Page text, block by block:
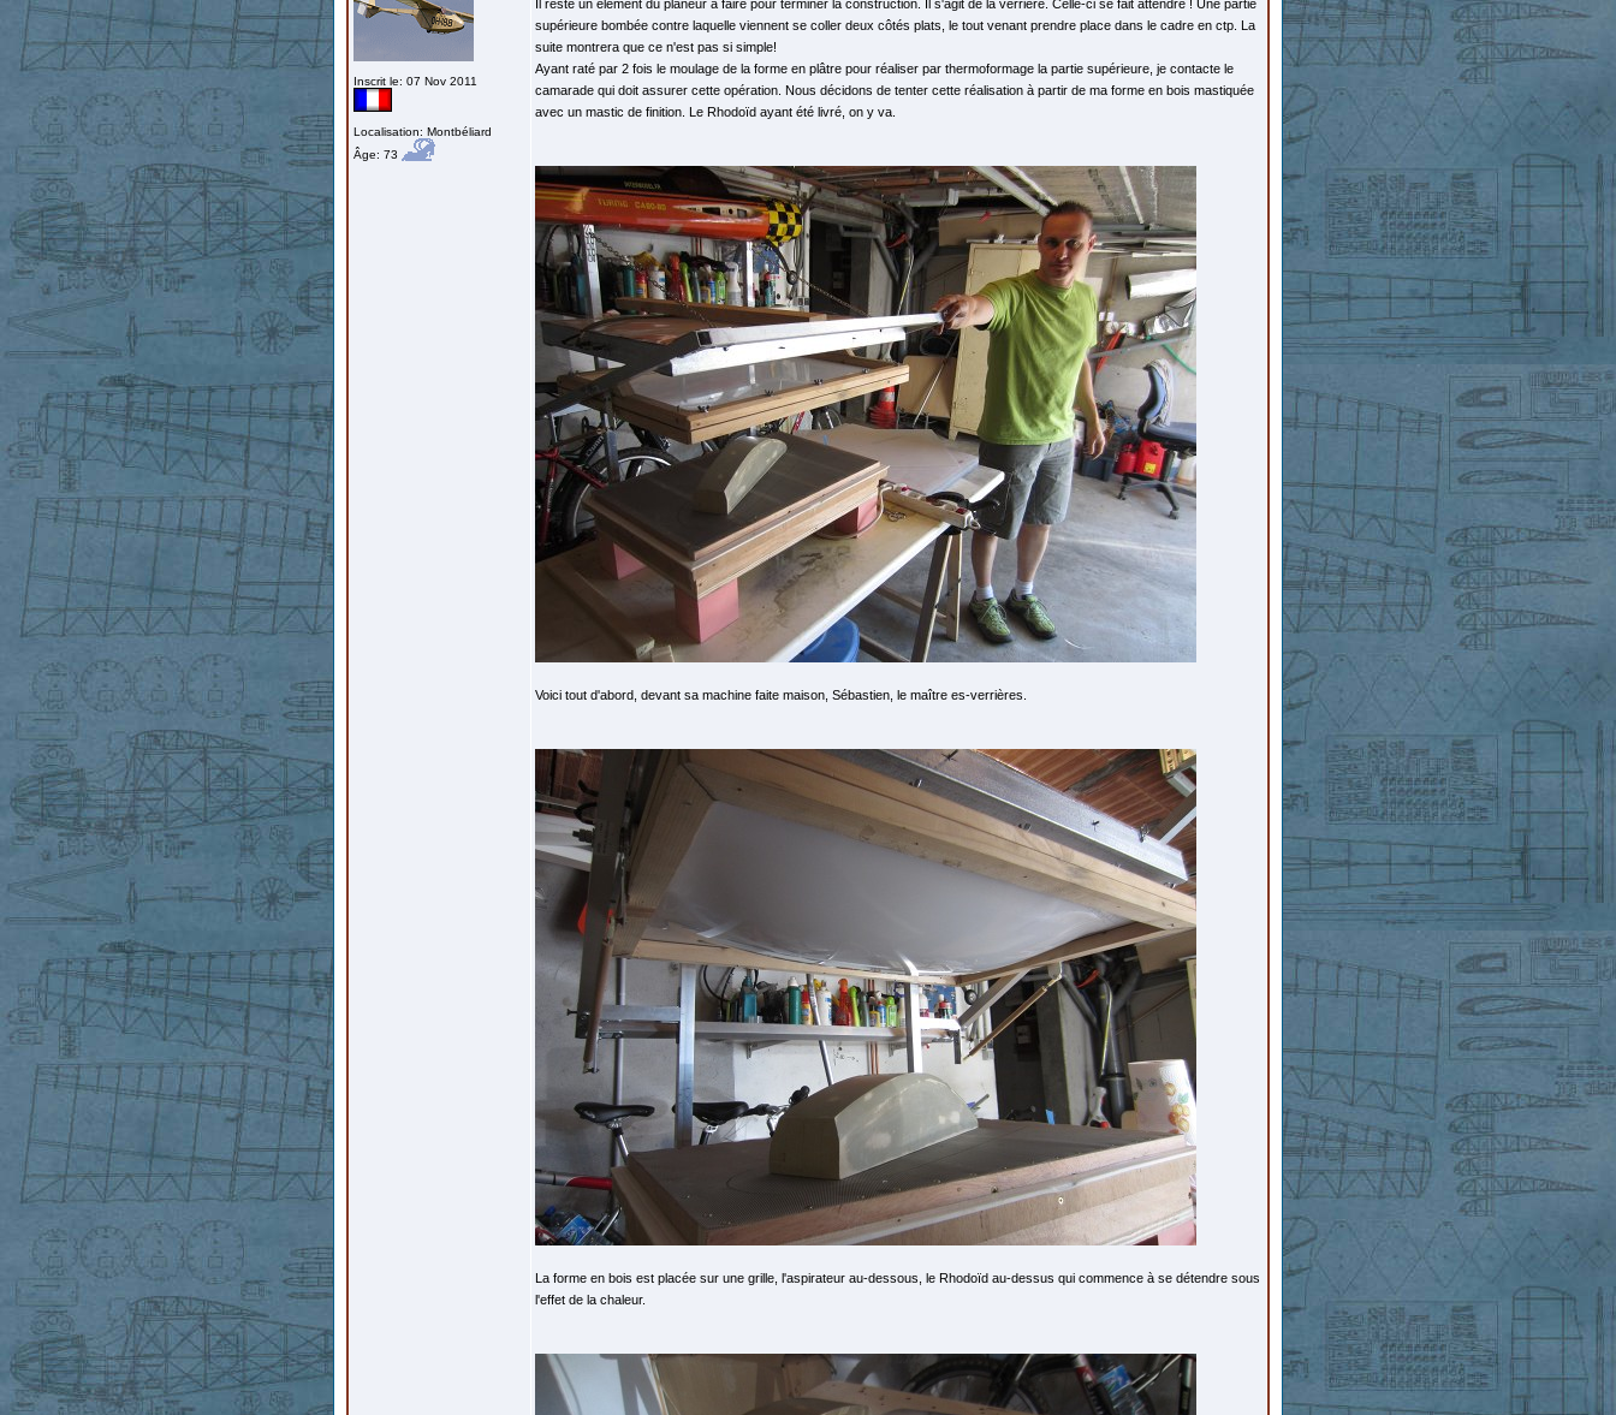
Inscrit le: 07 Nov 2011
Localisation: Montbéliard
Âge: 73
Il reste un élément du planeur à faire pour terminer la construction. Il s'agit de la verrière. Celle-ci se fait attendre ! Une partie
supérieure bombée contre laquelle viennent se coller deux côtés plats, le tout venant prendre place dans le cadre en ctp. La
suite montrera que ce n'est pas si simple!
Ayant raté par 2 fois le moulage de la forme en plâtre pour réaliser par thermoformage la partie supérieure, je contacte le
camarade qui doit assurer cette opération. Nous décidons de tenter cette réalisation à partir de ma forme en bois mastiquée
avec un mastic de finition. Le Rhodoïd ayant été livré, on y va.
Voici tout d'abord, devant sa machine faite maison, Sébastien, le maître es-verrières.
La forme en bois est placée sur une grille, l'aspirateur au-dessous, le Rhodoïd au-dessus qui commence à se détendre sous
l'effet de la chaleur.